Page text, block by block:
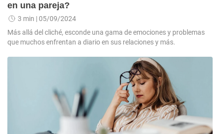
en una pareja?
3 min | 05/09/2024
Más allá del cliché, esconde una gama de emociones y problemas
que muchos enfrentan a diario en sus relaciones y más.